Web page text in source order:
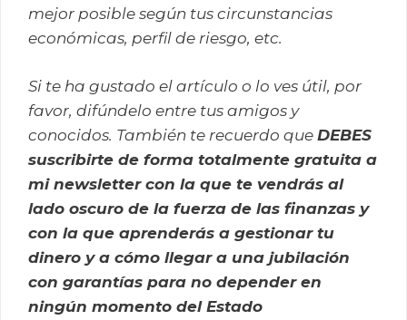
mejor posible según tus circunstancias
económicas, perfil de riesgo, etc.
Si te ha gustado el artículo o lo ves útil, por
favor, difúndelo entre tus amigos y
conocidos. También te recuerdo que DEBES
suscribirte de forma totalmente gratuita a
mi newsletter con la que te vendrás al
lado oscuro de la fuerza de las finanzas y
con la que aprenderás a gestionar tu
dinero y a cómo llegar a una jubilación
con garantías para no depender en
ningún momento del Estado